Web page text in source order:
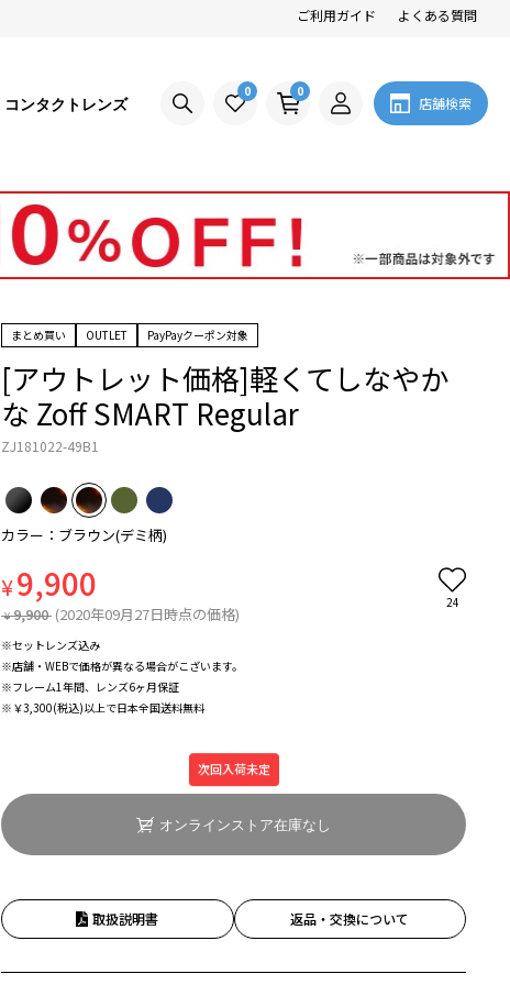
ご利用ガイド よくある質問
コンタクトレンズ
0 0
店舗検索
まとめ買い OUTLET PayPayクーポン対象
[アウトレット価格]軽くてしなやか
な Zoff SMART Regular
ZJ181022-49B1
カラー：ブラウン(デミ柄)
¥9,900
¥ 9,900 (2020年09月27日時点の価格)
24
※セットレンズ込み
※店舗・WEBで価格が異なる場合がこざいます。
※フレーム1年間、レンズ6ヶ月保証
※￥3,300(税込)以上で日本全国送料無料
次回入荷未定
オンラインストア在庫なし
取扱説明書 返品・交換について